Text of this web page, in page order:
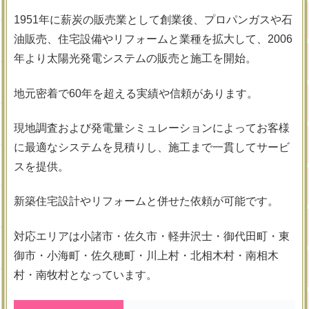
1951年に薪炭の販売業として創業後、プロパンガスや石
油販売、住宅設備やリフォームと業種を拡大して、2006
年より太陽光発電システムの販売と施工を開始。
地元密着で60年を超える実績や信頼があります。
現地調査および発電量シミュレーションによってお客様
に最適なシステムを見積りし、施工まで一貫してサービ
スを提供。
新築住宅設計やリフォームと併せた依頼が可能です。
対応エリアは小諸市・佐久市・軽井沢士・御代田町・東
御市・小海町・佐久穂町・川上村・北相木村・南相木
村・南牧村となっています。